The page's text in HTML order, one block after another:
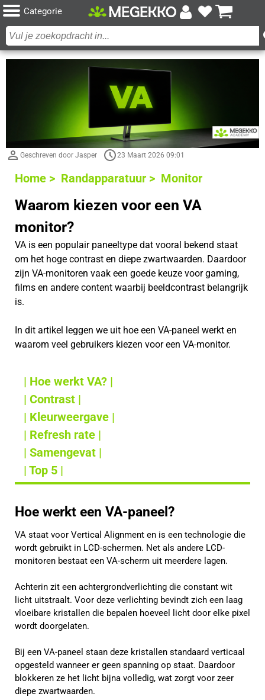
Categorie
Geschreven door Jasper 23 Maart 2026 09:01
Home > Randapparatuur > Monitor
Waarom kiezen voor een VA
monitor?
VA is een populair paneeltype dat vooral bekend staat
om het hoge contrast en diepe zwartwaarden. Daardoor
zijn VA-monitoren vaak een goede keuze voor gaming,
films en andere content waarbij beeldcontrast belangrijk
is.
In dit artikel leggen we uit hoe een VA-paneel werkt en
waarom veel gebruikers kiezen voor een VA-monitor.
| Hoe werkt VA? |
| Contrast |
| Kleurweergave |
| Refresh rate |
| Samengevat |
| Top 5 |
Hoe werkt een VA-paneel?
VA staat voor Vertical Alignment en is een technologie die
wordt gebruikt in LCD-schermen. Net als andere LCD-
monitoren bestaat een VA-scherm uit meerdere lagen.
Achterin zit een achtergrondverlichting die constant wit
licht uitstraalt. Voor deze verlichting bevindt zich een laag
vloeibare kristallen die bepalen hoeveel licht door elke pixel
wordt doorgelaten.
Bij een VA-paneel staan deze kristallen standaard verticaal
opgesteld wanneer er geen spanning op staat. Daardoor
blokkeren ze het licht bijna volledig, wat zorgt voor zeer
diepe zwartwaarden.